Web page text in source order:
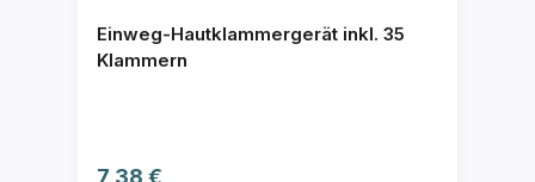
Einweg-Hautklammergerät inkl. 35
Klammern
Regulärer Preis:
7,38 €